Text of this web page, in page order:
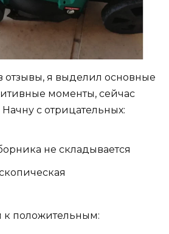
отзывы, я выделил основные
моменты, сейчас
с отрицательных:
не складывается
положительным: